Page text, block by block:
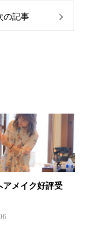
の記事
アメイク好評受